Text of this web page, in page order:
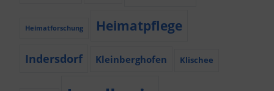
Heimatforschung Heimatpflege
Indersdorf Kleinberghofen Klischee